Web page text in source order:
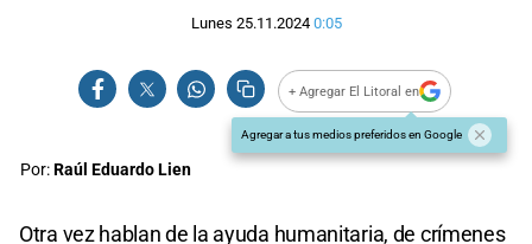
Lunes 25.11.2024 0:05
+ Agregar El Litoral en
Agregar a tus medios preferidos en Google
Por:Raúl Eduardo Lien
Otra vez hablan de la ayuda humanitaria, de crímenes